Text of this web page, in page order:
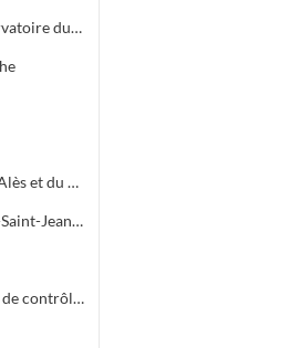
D.S.Q. : Rapports. Réunions. Mise en place de l'Observatoire du logement du plan local de l'habitat
Plans remis à jour de la galerie marchande du Centr'Alès et du parking
Construction d'un centre social et éducatif aux Prés-Saint-Jean Maison du Moulinet : Marché public (2ème tranche)
Galerie Marchande du Centr'Alès et parking : Visites de contrôle de la commission de sécurité